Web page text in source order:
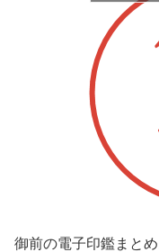
御前の電子印鑑まと